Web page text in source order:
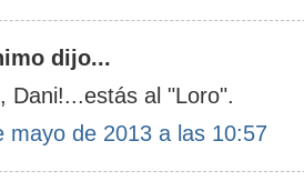
dijo...
Dani!...estás al "Loro".
mayo de 2013 a las 10:57